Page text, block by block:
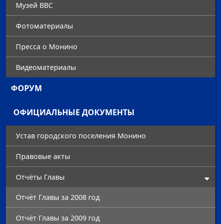
Музей ВВС
Фотоматериалы
Преccа о Монино
Видеоматериалы
ФОРУМ
ОФИЦИАЛЬНЫЕ ДОКУМЕНТЫ
Устав городского поселения Монино
Правовые акты
Отчёты Главы
Отчёт Главы за 2008 год
Отчёт Главы за 2009 год